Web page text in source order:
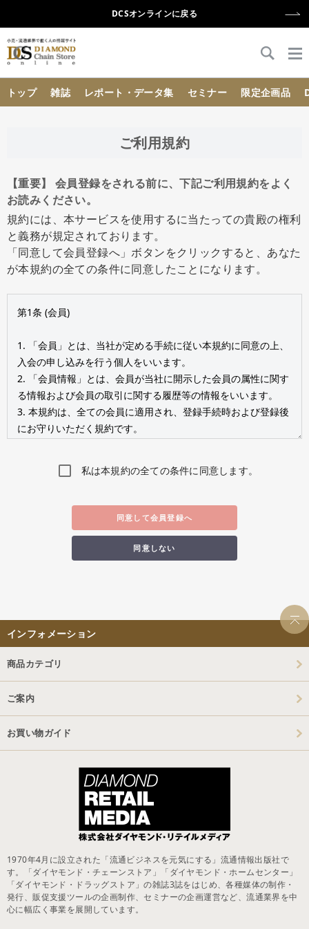
DCSオンラインに戻る
トップ 雑誌 レポート・データ集 セミナー 限定企画品
ご利用規約
【重要】 会員登録をされる前に、下記ご利用規約をよく
お読みください。
規約には、本サービスを使用するに当たっての貴殿の権利
と義務が規定されております。
「同意して会員登録へ」ボタンをクリックすると、あなた
が本規約の全ての条件に同意したことになります。
私は本規約の全ての条件に同意します。
同意して会員登録へ
同意しない
インフォメーション
商品カテゴリ
ご案内
お買い物ガイド
1970年4月に設立された「流通ビジネスを元気にする」流通情報出版社で
す。「ダイヤモンド・チェーンストア」「ダイヤモンド・ホームセンター」
「ダイヤモンド・ドラッグストア」の雑誌3誌をはじめ、各種媒体の制作・
発行、販促支援ツールの企画制作、セミナーの企画運営など、流通業界を中
心に幅広く事業を展開しています。